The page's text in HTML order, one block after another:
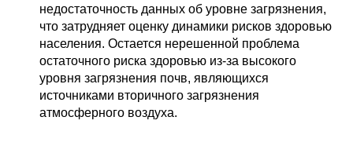
недостаточность данных об уровне загрязнения,
что затрудняет оценку динамики рисков здоровью
населения. Остается нерешенной проблема
остаточного риска здоровью из-за высокого
уровня загрязнения почв, являющихся
источниками вторичного загрязнения
атмосферного воздуха.